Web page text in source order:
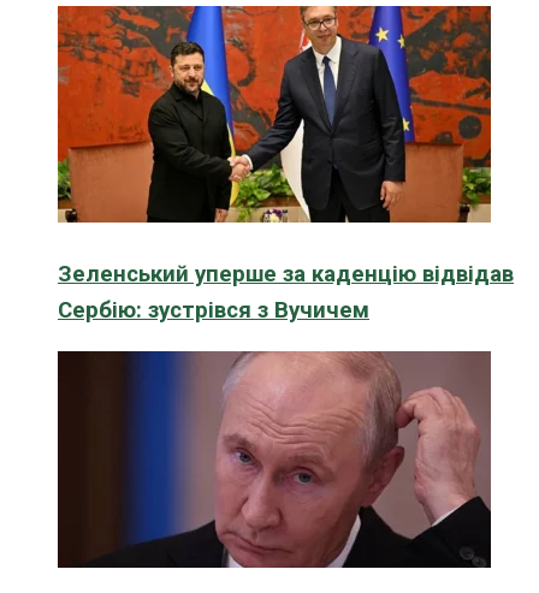
Зеленський уперше за каденцію відвідав
Сербію: зустрівся з Вучичем